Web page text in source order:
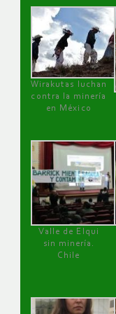
Wirakutas luchan
contra la minería
en México
Valle de Elqui
sin minería.
Chile